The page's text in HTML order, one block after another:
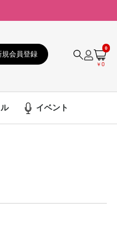
規会員登録
0
￥0
イベント